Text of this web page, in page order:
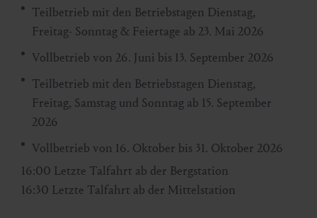
Teilbetrieb mit den Betriebstagen Dienstag,
Freitag- Sonntag & Feiertage ab 23. Mai 2026
Vollbetrieb von 26. Juni bis 13. September 2026
Teilbetrieb mit den Betriebstagen Dienstag,
Freitag, Samstag und Sonntag ab 15. September
2026
Vollbetrieb von 16. Oktober bis 31. Oktober 2026
16:00 Letzte Talfahrt ab der Bergstation
16:30 Letzte Talfahrt ab der Mittelstation